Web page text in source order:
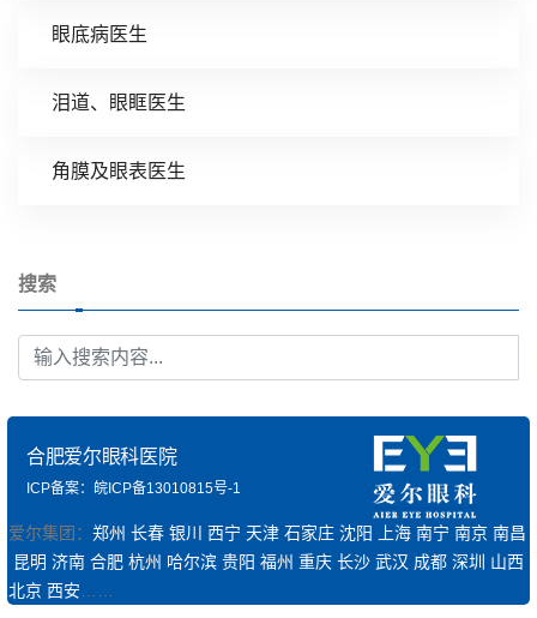
眼底病医生
泪道、眼眶医生
角膜及眼表医生
搜索
合肥爱尔眼科医院
ICP备案：皖ICP备13010815号-1
爱尔集团： 郑州 长春 银川 西宁 天津 石家庄 沈阳 上海 南宁 南京 南昌
昆明 济南 合肥 杭州 哈尔滨 贵阳 福州 重庆 长沙 武汉 成都 深圳 山西
北京 西安